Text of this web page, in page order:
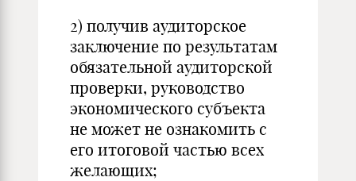
2) получив аудиторское
заключение по результатам
обязательной аудиторской
проверки, руководство
экономического субъекта
не может не ознакомить с
его итоговой частью всех
желающих;